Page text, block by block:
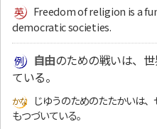
Freedom of religion is a
democratic societies.
自由のための戦いは、
ている。
じゆうのためのたたかいは
もつづいている。